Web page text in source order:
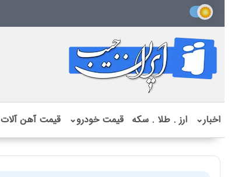
اخبار⌄ ارز . طلا . سکه قیمت خودرو⌄ قیمت آهن آلات